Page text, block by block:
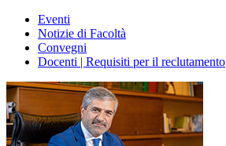
Eventi
Notizie di Facoltà
Convegni
Docenti | Requisiti per il reclutamento